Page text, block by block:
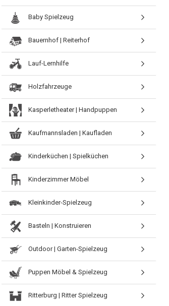
Baby Spielzeug
Bauernhof | Reiterhof
Lauf-Lernhilfe
Holzfahrzeuge
Kasperletheater | Handpuppen
Kaufmannsladen | Kaufladen
Kinderküchen | Spielküchen
Kinderzimmer Möbel
Kleinkinder-Spielzeug
Basteln | Konstruieren
Outdoor | Garten-Spielzeug
Puppen Möbel & Spielzeug
Ritterburg | Ritter Spielzeug